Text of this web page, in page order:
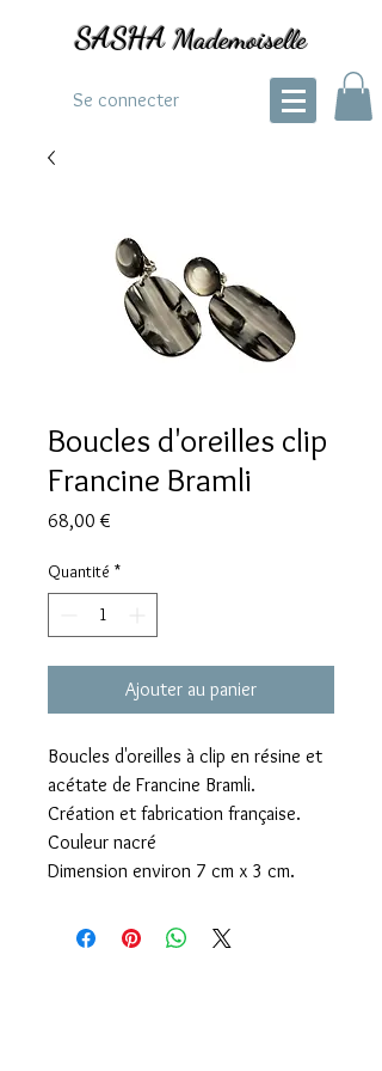
SASHA Mademoiselle
Se connecter
Boucles d'oreilles clip
Francine Bramli
68,00 €
Quantité *
Ajouter au panier
Boucles d'oreilles à clip en résine et
acétate de Francine Bramli.
Création et fabrication française.
Couleur nacré
Dimension environ 7 cm x 3 cm.